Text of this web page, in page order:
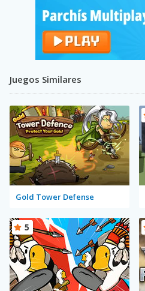
Juegos Similares
Gold Tower Defense
5